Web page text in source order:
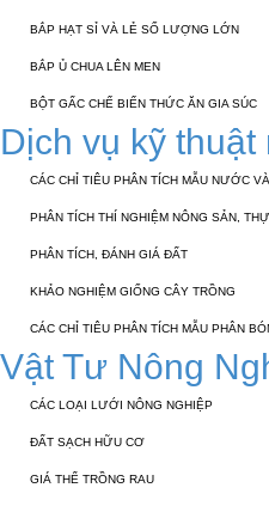
BẮP HẠT SỈ VÀ LẺ SỐ LƯỢNG LỚN
BẮP Ủ CHUA LÊN MEN
BỘT GẤC CHẾ BIẾN THỨC ĂN GIA SÚC
Dịch vụ kỹ
CÁC CHỈ TIÊU PHÂN TÍCH MẪU NƯỚC
PHÂN TÍCH THÍ NGHIỆM NÔNG SẢN,
PHÂN TÍCH, ĐÁNH GIÁ ĐẤT
KHẢO NGHIỆM GIỐNG CÂY TRỒNG
CÁC CHỈ TIÊU PHÂN TÍCH MẪU PHÂN
Vật Tư Nông
CÁC LOẠI LƯỚI NÔNG NGHIỆP
ĐẤT SẠCH HỮU CƠ
GIÁ THỂ TRỒNG RAU